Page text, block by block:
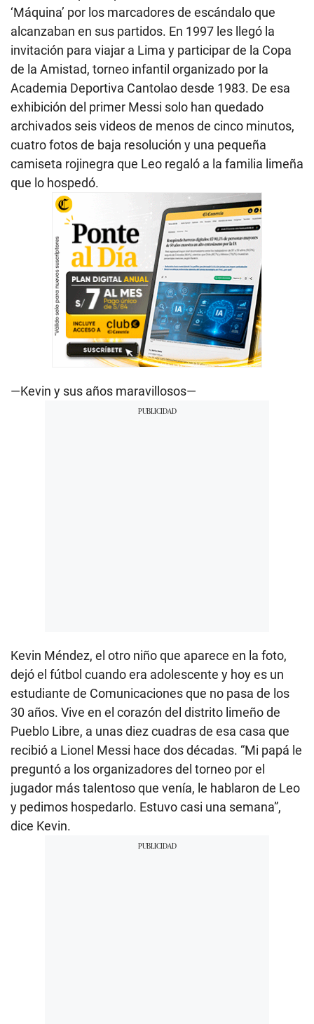
‘Máquina’ por los marcadores de escándalo que
alcanzaban en sus partidos. En 1997 les llegó la
invitación para viajar a Lima y participar de la Copa
de la Amistad, torneo infantil organizado por la
Academia Deportiva Cantolao desde 1983. De esa
exhibición del primer Messi solo han quedado
archivados seis videos de menos de cinco minutos,
cuatro fotos de baja resolución y una pequeña
camiseta rojinegra que Leo regaló a la familia limeña
que lo hospedó.
—Kevin y sus años maravillosos—
Kevin Méndez, el otro niño que aparece en la foto,
dejó el fútbol cuando era adolescente y hoy es un
estudiante de Comunicaciones que no pasa de los
30 años. Vive en el corazón del distrito limeño de
Pueblo Libre, a unas diez cuadras de esa casa que
recibió a Lionel Messi hace dos décadas. “Mi papá le
preguntó a los organizadores del torneo por el
jugador más talentoso que venía, le hablaron de Leo
y pedimos hospedarlo. Estuvo casi una semana”,
dice Kevin.